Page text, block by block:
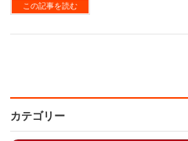
この記事を読む
カテゴリー